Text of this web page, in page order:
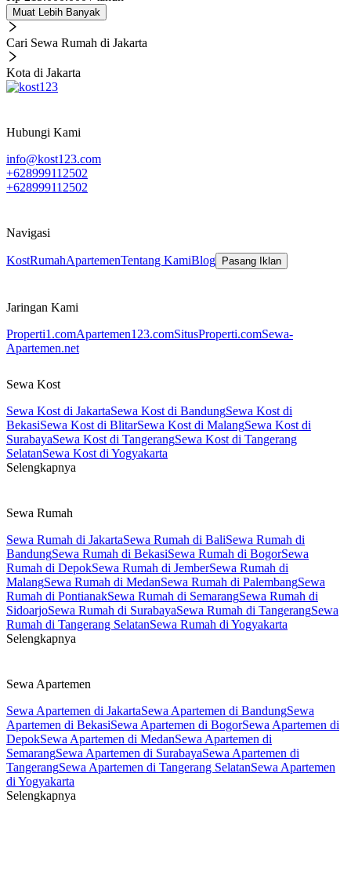
Muat Lebih Banyak
Cari Sewa Rumah di Jakarta
Kota di Jakarta
Hubungi Kami
info@kost123.com
+628999112502
+628999112502
Navigasi
KostRumahApartemenTentang KamiBlog Pasang Iklan
Jaringan Kami
Properti1.comApartemen123.comSitusProperti.comSewa-
Apartemen.net
Sewa Kost
Sewa Kost di JakartaSewa Kost di BandungSewa Kost di
BekasiSewa Kost di BlitarSewa Kost di MalangSewa Kost di
SurabayaSewa Kost di TangerangSewa Kost di Tangerang
SelatanSewa Kost di Yogyakarta
Selengkapnya
Sewa Rumah
Sewa Rumah di JakartaSewa Rumah di BaliSewa Rumah di
BandungSewa Rumah di BekasiSewa Rumah di BogorSewa
Rumah di DepokSewa Rumah di JemberSewa Rumah di
MalangSewa Rumah di MedanSewa Rumah di PalembangSewa
Rumah di PontianakSewa Rumah di SemarangSewa Rumah di
SidoarjoSewa Rumah di SurabayaSewa Rumah di TangerangSewa
Rumah di Tangerang SelatanSewa Rumah di Yogyakarta
Selengkapnya
Sewa Apartemen
Sewa Apartemen di JakartaSewa Apartemen di BandungSewa
Apartemen di BekasiSewa Apartemen di BogorSewa Apartemen di
DepokSewa Apartemen di MedanSewa Apartemen di
SemarangSewa Apartemen di SurabayaSewa Apartemen di
TangerangSewa Apartemen di Tangerang SelatanSewa Apartemen
di Yogyakarta
Selengkapnya